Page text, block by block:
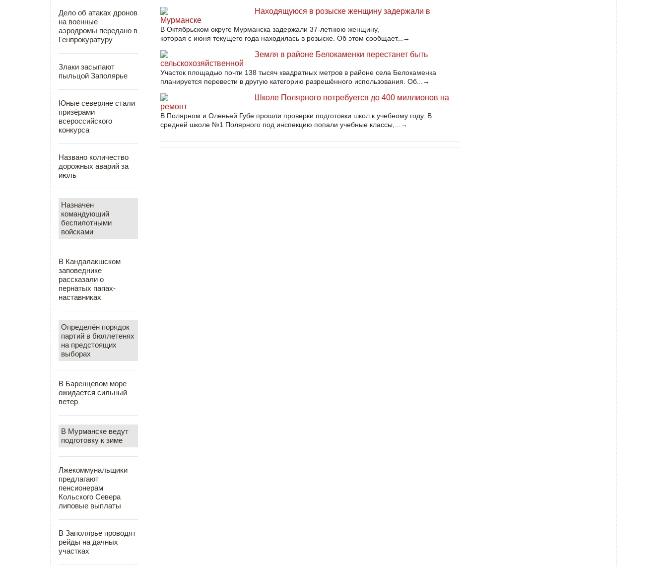
Дело об атаках дронов
на военные
аэродромы передано в
Генпрокуратуру
Злаки засыпают
пыльцой Заполярье
Юные северяне стали
призёрами
всероссийского
конкурса
Названо количество
дорожных аварий за
июль
Назначен
командующий
беспилотными
войсками
В Кандалакшском
заповеднике
рассказали о
пернатых папах-
наставниках
Определён порядок
партий в бюллетенях
на предстоящих
выборах
В Баренцевом море
ожидается сильный
ветер
В Мурманске ведут
подготовку к зиме
Лжекоммунальщики
предлагают
пенсионерам
Кольского Севера
липовые выплаты
В Заполярье проводят
рейды на дачных
участках
Находящуюся в розыске женщину задержали в
Мурманске
В Октябрьском округе Мурманска задержали 37-летнюю женщину,
которая с июня текущего года находилась в розыске. Об этом сообщает...→
Земля в районе Белокаменки перестанет быть
сельскохозяйственной
Участок площадью почти 138 тысяч квадратных метров в районе села Белокаменка
планируется перевести в другую категорию разрешённого использования. Об...→
Школе Полярного потребуется до 400 миллионов на
ремонт
В Полярном и Оленьей Губе прошли проверки подготовки школ к учебному году. В
средней школе №1 Полярного под инспекцию попали учебные классы,...→